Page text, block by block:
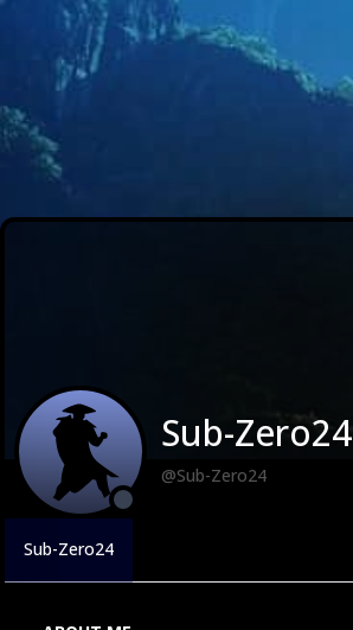
Sub-Zero24
@Sub-Zero24
Sub-Zero24